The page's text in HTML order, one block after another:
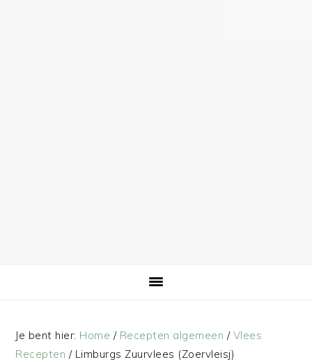
Je bent hier: Home / Recepten algemeen / Vlees
Recepten /Limburgs Zuurvlees (Zoervleisj)